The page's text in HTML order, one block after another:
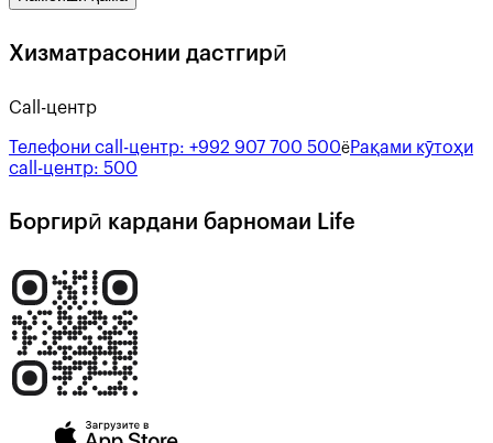
Хизматрасонии дастгирӣ
Call-центр
Телефони call-центр: +992 907 700 500ёРақами кӯтоҳи
call-центр: 500
Боргирӣ кардани барномаи Life